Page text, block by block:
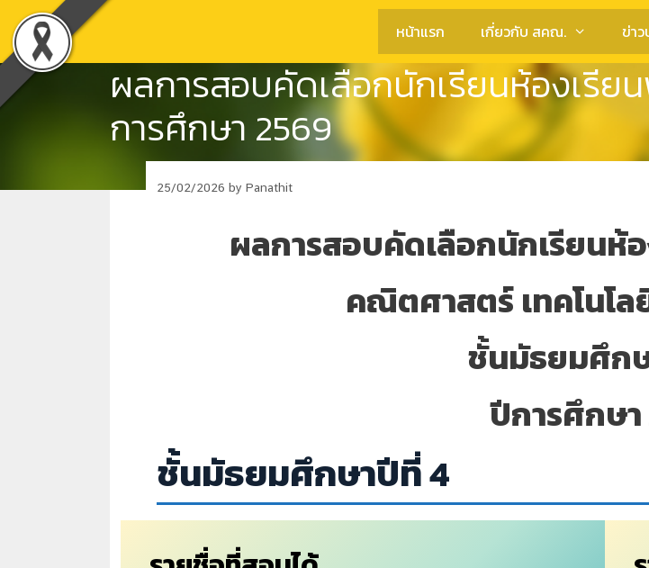
content
หน้าแรก เกี่ยวกับ สคณ. ข่า
ผลการสอบคัดเลือกนักเรียนห้องเรีย
การศึกษา 2569
25/02/2026 by Panathit
ผลการสอบคัดเลือกนักเรียนห้
คณิตศาสตร์เทคโนโ
ชั้นมัธยมศึก
ปีการศึกษา
ชั้นมัธยมศึกษาปีที่ 4